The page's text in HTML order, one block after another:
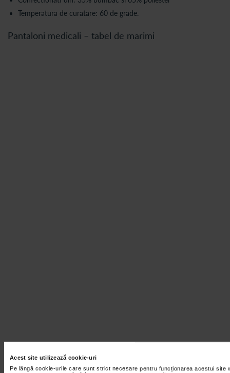
Acest site utilizează cookie-uri
Pe lângă cookie-urile care sunt strict necesare pentru funcționarea acestui site
Temperatura de curatare: 60 de grade.
Pantaloni medicali – tabel de marimi